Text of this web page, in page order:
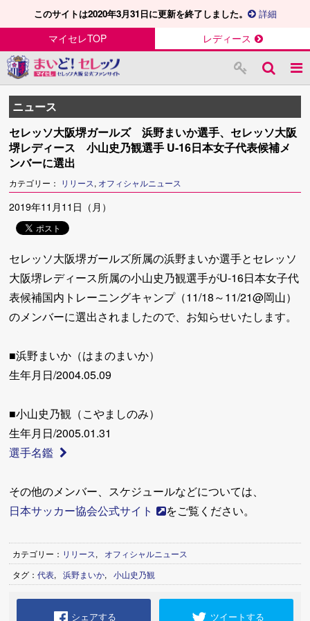
このサイトは2020年3月31日に更新を終了しました。 詳細
マイセレTOP レディース
ニュース
セレッソ大阪堺ガールズ 浜野まいか選手、セレッソ大阪
堺レディース 小山史乃観選手 U-16日本女子代表候補メ
ンバーに選出
カテゴリー： リリース, オフィシャルニュース
2019年11月11日（月）
セレッソ大阪堺ガールズ所属の浜野まいか選手とセレッソ
大阪堺レディース所属の小山史乃観選手がU-16日本女子代
表候補国内トレーニングキャンプ（11/18～11/21@岡山）
のメンバーに選出されましたので、お知らせいたします。
■浜野まいか（はまのまいか）
生年月日/2004.05.09
■小山史乃観（こやましのみ）
生年月日/2005.01.31
選手名鑑
その他のメンバー、スケジュールなどについては、
日本サッカー協会公式サイト
をご覧ください。
カテゴリー： リリース,
オフィシャルニュース
タグ：代表, 浜野まいか, 小山史乃観
シェアする ツイートする